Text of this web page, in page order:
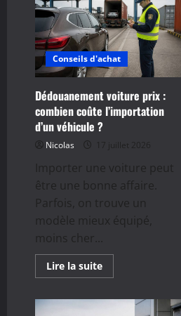
Conseils d'achat
Dédouanement voiture prix :
combien coûte l’importation
d’un véhicule ?
Nicolas 17 juillet 2026
Importer une voiture peut
être une bonne affaire.
Parfois, on trouve un
modèle mieux équipé,
moins cher...
Lire la suiteEn
savoir
Dédouanement